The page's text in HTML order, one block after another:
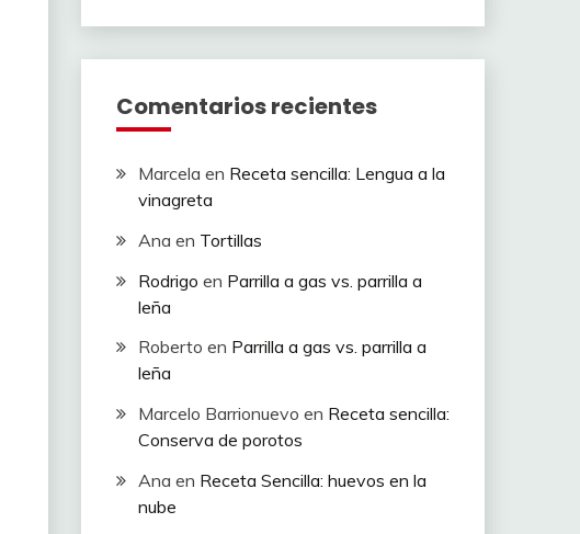
Comentarios recientes
Marcela en Receta sencilla: Lengua a la
vinagreta
Ana en Tortillas
Rodrigo en Parrilla a gas vs. parrilla a
leña
Roberto en Parrilla a gas vs. parrilla a
leña
Marcelo Barrionuevo en Receta sencilla:
Conserva de porotos
Ana en Receta Sencilla: huevos en la
nube